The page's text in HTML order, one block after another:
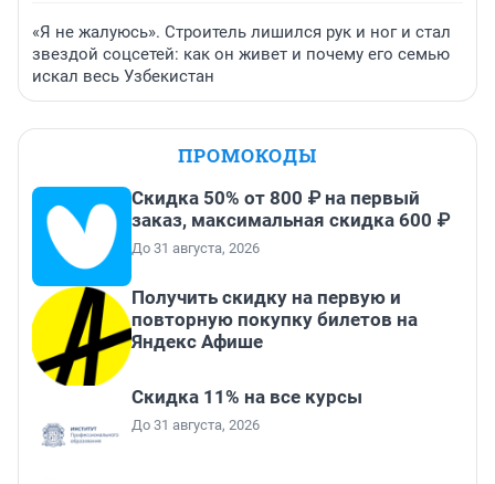
«Я не жалуюсь». Строитель лишился рук и ног и стал
звездой соцсетей: как он живет и почему его семью
искал весь Узбекистан
ПРОМОКОДЫ
Скидка 50% от 800 ₽ на первый
заказ, максимальная скидка 600 ₽
До 31 августа, 2026
Получить скидку на первую и
повторную покупку билетов на
Яндекс Афише
Скидка 11% на все курсы
До 31 августа, 2026